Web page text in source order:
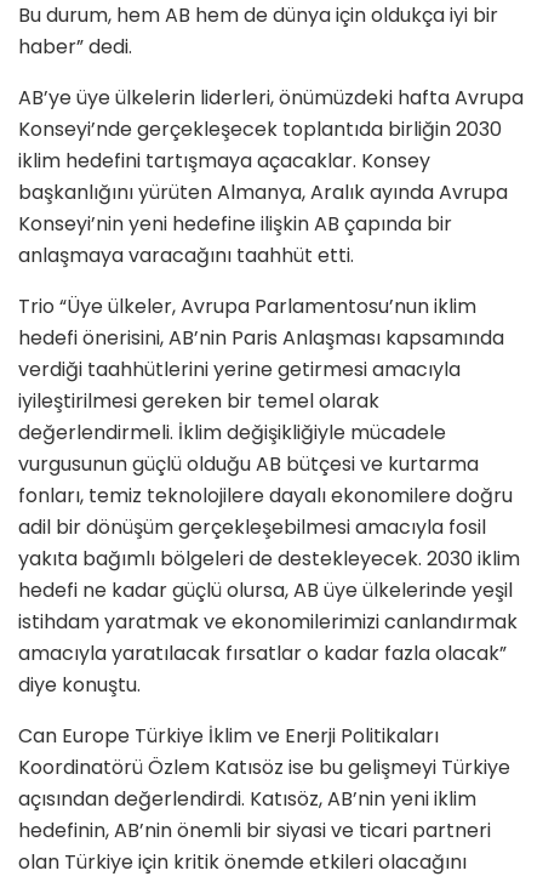
Bu durum, hem AB hem de dünya için oldukça iyi bir
haber” dedi.
AB’ye üye ülkelerin liderleri, önümüzdeki hafta Avrupa
Konseyi’nde gerçekleşecek toplantıda birliğin 2030
iklim hedefini tartışmaya açacaklar. Konsey
başkanlığını yürüten Almanya, Aralık ayında Avrupa
Konseyi’nin yeni hedefine ilişkin AB çapında bir
anlaşmaya varacağını taahhüt etti.
Trio “Üye ülkeler, Avrupa Parlamentosu’nun iklim
hedefi önerisini, AB’nin Paris Anlaşması kapsamında
verdiği taahhütlerini yerine getirmesi amacıyla
iyileştirilmesi gereken bir temel olarak
değerlendirmeli. İklim değişikliğiyle mücadele
vurgusunun güçlü olduğu AB bütçesi ve kurtarma
fonları, temiz teknolojilere dayalı ekonomilere doğru
adil bir dönüşüm gerçekleşebilmesi amacıyla fosil
yakıta bağımlı bölgeleri de destekleyecek. 2030 iklim
hedefi ne kadar güçlü olursa, AB üye ülkelerinde yeşil
istihdam yaratmak ve ekonomilerimizi canlandırmak
amacıyla yaratılacak fırsatlar o kadar fazla olacak”
diye konuştu.
Can Europe Türkiye İklim ve Enerji Politikaları
Koordinatörü Özlem Katısöz ise bu gelişmeyi Türkiye
açısından değerlendirdi. Katısöz, AB’nin yeni iklim
hedefinin, AB’nin önemli bir siyasi ve ticari partneri
olan Türkiye için kritik önemde etkileri olacağını